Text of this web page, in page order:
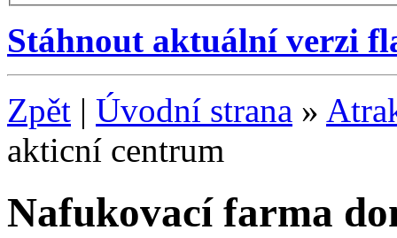
Stáhnout aktuální verzi
Zpět | Úvodní strana »
akticní centrum
Nafukovací farma